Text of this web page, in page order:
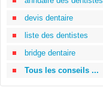
devis dentaire
liste des dentistes
bridge dentaire
Tous les conseils ...